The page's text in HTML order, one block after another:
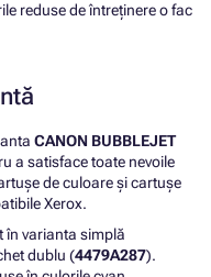
reduse de întreținere o fac
CANON BUBBLEJET
a satisface toate nevoile
de culoare și cartușe
Xerox.
în varianta simplă
dublu (4479A287).